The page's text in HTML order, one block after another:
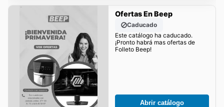
Ofertas En Beep
Caducado
Este catálogo ha caducado.
¡Pronto habrá mas ofertas de
Folleto Beep!
Abrir catálogo